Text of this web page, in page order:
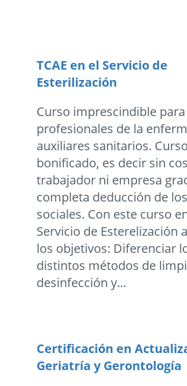
TCAE en el Servicio de
Esterilización
Curso imprescindible para
profesionales de la
auxiliares sanitarios. Curso
bonificado, es decir sin
trabajador ni empresa
completa deducción de
sociales. Con este curso
Servicio de Esterelización
los objetivos: Diferenciar
distintos métodos de
desinfección y...
Certificación en
Geriatría y Gerontología